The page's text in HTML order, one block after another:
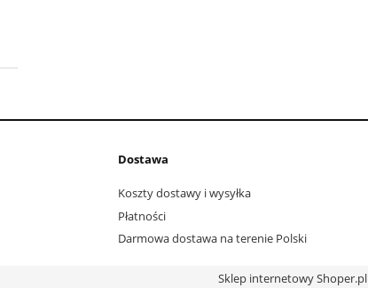
Dostawa
Koszty dostawy i wysyłka
Płatności
Darmowa dostawa na terenie Polski
Sklep internetowy Shoper.pl